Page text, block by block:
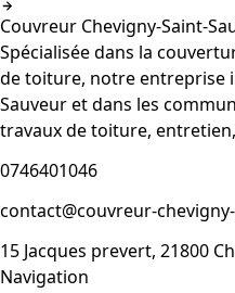
Couvreur Chevigny-Saint-
Spécialisée dans la
de toiture, notre entreprise
Sauveur et dans les
travaux de toiture,
0746401046
contact@couvreur-
15 Jacques prevert, 21800
Navigation